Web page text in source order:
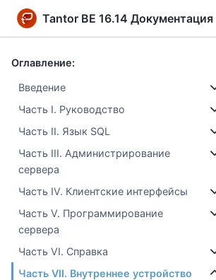
Tantor BE 16.14 Документация
Оглавление:
Введение
Часть I. Руководство
Часть II. Язык SQL
Часть III. Администрирование
сервера
Часть IV. Клиентские интерфейсы
Часть V. Программирование
сервера
Часть VI. Справка
Часть VII. Внутреннее устройство